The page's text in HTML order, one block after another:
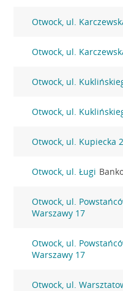
Otwock, ul.
Otwock, ul.
Otwock, ul.
Otwock, ul.
Otwock, ul. Kupiecka 2
Otwock, ul. Ługi
Otwock, ul.
Warszawy 17
Otwock, ul.
Warszawy 17
Otwock, ul.